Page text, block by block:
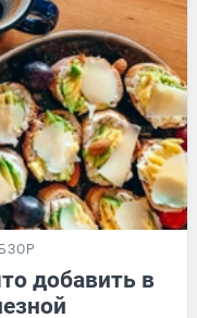
добавить в